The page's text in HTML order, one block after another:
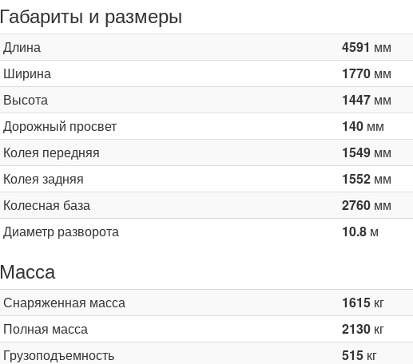
Габариты и размеры
Длина 4591 мм
Ширина
1770мм
Высота
1447мм
Дорожный просвет
140мм
Колея передняя
1549мм
Колея задняя
1552мм
Колесная база
2760мм
Диаметр разворота
10.8м
Масса
Снаряженная масса 1615кг
Полная масса
2130кг
Грузоподъемность
515кг